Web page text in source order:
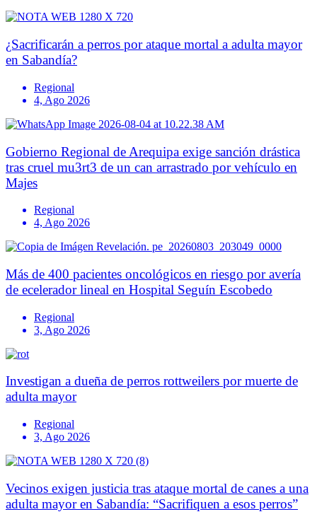
¿Sacrificarán a perros por ataque mortal a adulta mayor
en Sabandía?
Regional
4, Ago 2026
Gobierno Regional de Arequipa exige sanción drástica
tras cruel mu3rt3 de un can arrastrado por vehículo en
Majes
Regional
4, Ago 2026
Más de 400 pacientes oncológicos en riesgo por avería
de ecelerador lineal en Hospital Seguín Escobedo
Regional
3, Ago 2026
Investigan a dueña de perros rottweilers por muerte de
adulta mayor
Regional
3, Ago 2026
Vecinos exigen justicia tras ataque mortal de canes a una
adulta mayor en Sabandía: “Sacrifiquen a esos perros”